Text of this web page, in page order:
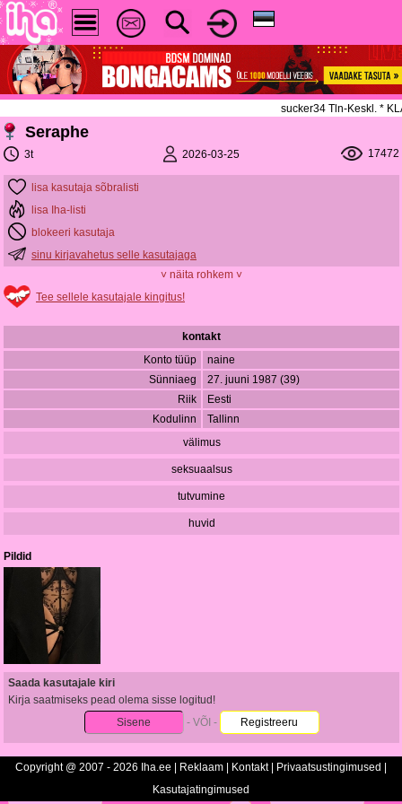
sucker34 Tln-Keskl. *
Seraphe
3t 2026-03-25 17472
lisa kasutaja sõbralisti
lisa Iha-listi
blokeeri kasutaja
sinu kirjavahetus selle kasutajaga
˅ näita rohkem ˅
Tee sellele kasutajale kingitus!
kontakt
Konto tüüp
naine
Sünniaeg
27. juuni 1987 (39)
Riik
Eesti
Kodulinn
Tallinn
välimus
seksuaalsus
tutvumine
huvid
Pildid
Saada kasutajale kiri
Kirja saatmiseks pead olema sisse logitud!
Sisene
- VÕI - Registreeru
Copyright @ 2007 - 2026 Iha.ee | Reklaam Kontakt| Privaatsustingimused
Kasutajatingimused